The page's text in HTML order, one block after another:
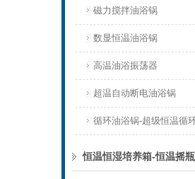
磁力搅拌油浴锅
数显恒温油浴锅
高温油浴振荡器
超温自动断电油浴锅
循环油浴锅-超级恒温循
恒温恒湿培养箱-恒温摇